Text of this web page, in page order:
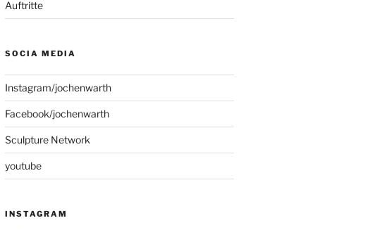
Auftritte
SOCIA MEDIA
Instagram/jochenwarth
Facebook/jochenwarth
Sculpture Network
youtube
INSTAGRAM